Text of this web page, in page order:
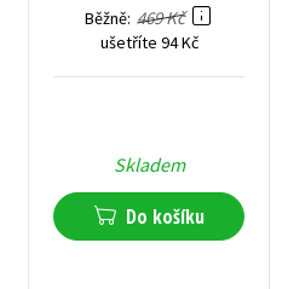
Běžně 469 Kč
ušetříte 94 Kč
Skladem
Do košíku